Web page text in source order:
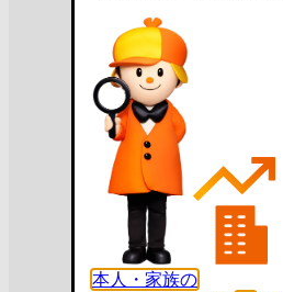
本人・家族の